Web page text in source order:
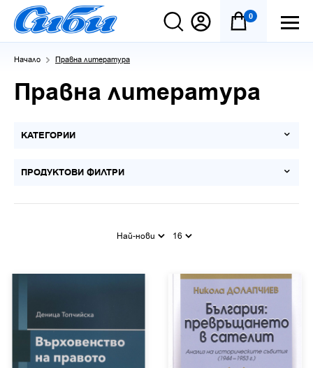
0
Начало Правна литература
Правна литература
КАТЕГОРИИ
ПРОДУКТОВИ ФИЛТРИ
Най-нови 16